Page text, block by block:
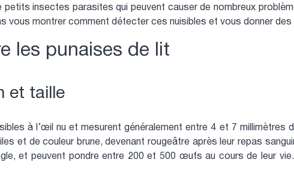
insectes parasites qui peuvent causer de nombreux
vous montrer comment détecter ces nuisibles et vous donner
les punaises de lit
et taille
à l’œil nu et mesurent généralement entre 4 et 7 millimètres
et de couleur brune, devenant rougeâtre après leur repas
et peuvent pondre entre 200 et 500 œufs au cours de leur